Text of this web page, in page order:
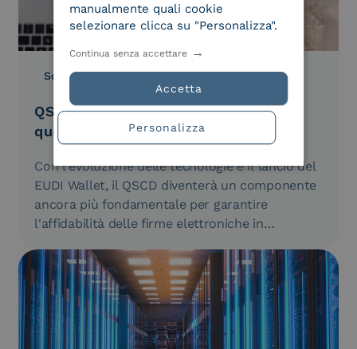
Soluzioni 18.03.2026
QSCD nella firma elettronica
qualificata
Con l'evoluzione delle tecnologie e il lancio del
EUDI Wallet, il QSCD diventerà un componente
ancora più fondamentale per garantire
l'affidabilità delle firme elettroniche in…
manualmente quali cookie
selezionare clicca su "Personalizza".
Accetta
Continua senza accettare
Personalizza